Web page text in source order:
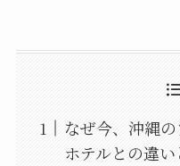
なぜ今、沖縄
ホテルとの違